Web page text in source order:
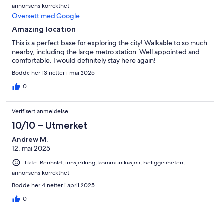
annonsens korrekthet
Oversett med Google
Amazing location
This is a perfect base for exploring the city! Walkable to so much
nearby, including the large metro station. Well appointed and
comfortable. I would definitely stay here again!
Bodde her 13 netter i mai 2025
0
Verifisert anmeldelse
10/10 – Utmerket
Andrew M.
12. mai 2025
Likte: Renhold, innsjekking, kommunikasjon, beliggenheten,
annonsens korrekthet
Bodde her 4 netter i april 2025
0